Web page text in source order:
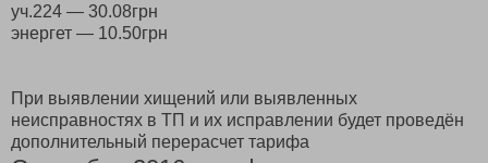
уч.224 — 30.08грн
энергет — 10.50грн
При выявлении хищений или выявленных
неисправностях в ТП и их исправлении будет проведён
дополнительный перерасчет тарифа